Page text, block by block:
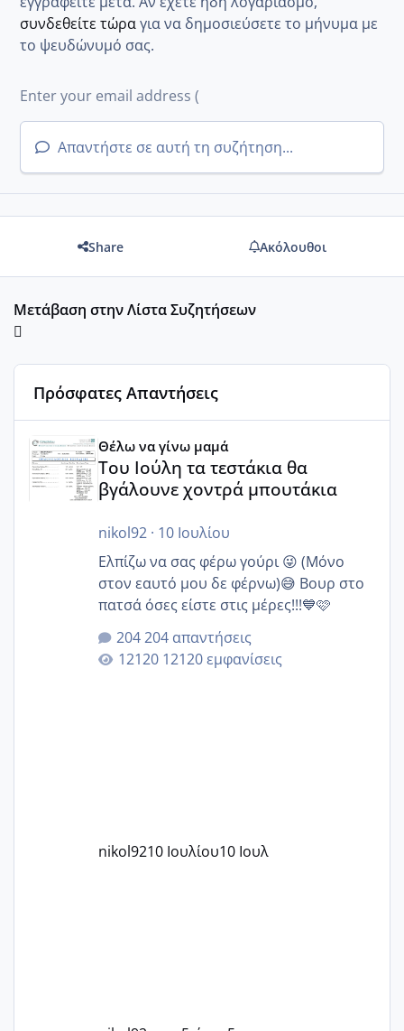
συνδεθείτε τώραγια να δημοσιεύσετε το μήνυμα με
το ψευδώνυμό σας.
Απαντήστε σε αυτή τη συζήτηση...
Share Ακόλουθοι
Μετάβαση στην Λίστα Συζητήσεων
Πρόσφατες Απαντήσεις
Θέλω να γίνω μαμά
Του Ιούλη τα τεστάκια θα
βγάλουνε χοντρά μπουτάκια
nikol92· 10 Ιουλίου
Ελπίζω να σας φέρω γούρι 😜 (Μόνο
στον εαυτό μου δε φέρνω)😅 Βουρ στο
πατσά όσες είστε στις μέρες!!!💙🩷
204 απαντήσεις
12120 εμφανίσεις
nikol9210 Ιουλίου10 Ιουλ